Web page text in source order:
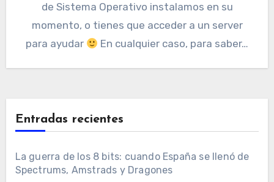
de Sistema Operativo instalamos en su
momento, o tienes que acceder a un server
para ayudar
En cualquier caso, para saber…
Entradas recientes
La guerra de los 8 bits: cuando España se llenó de
Spectrums, Amstrads y Dragones